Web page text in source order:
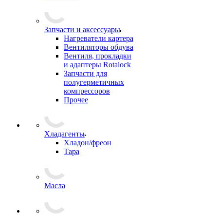
Запчасти и аксессуары
Нагреватели картера
Вентиляторы обдува
Вентиля, прокладки
и адаптеры Rotalock
Запчасти для
полугерметичных
компрессоров
Прочее
Хладагенты
Хладон/фреон
Тара
Масла